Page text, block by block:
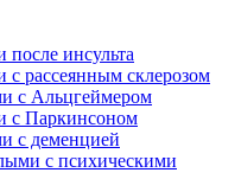
после инсульта
с рассеянным склерозом
с Альцгеймером
с Паркинсоном
с деменцией
с психическими